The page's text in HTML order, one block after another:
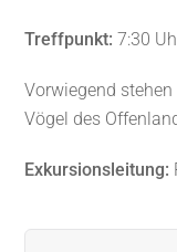
Treffpunkt: 7:30
Vorwiegend
Vögel des
Exkursionsleitung: